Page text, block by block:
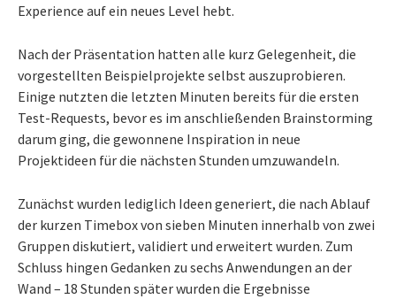
Experience auf ein neues Level hebt.
Nach der Präsentation hatten alle kurz Gelegenheit, die
vorgestellten Beispielprojekte selbst auszuprobieren.
Einige nutzten die letzten Minuten bereits für die ersten
Test-Requests, bevor es im anschließenden Brainstorming
darum ging, die gewonnene Inspiration in neue
Projektideen für die nächsten Stunden umzuwandeln.
Zunächst wurden lediglich Ideen generiert, die nach Ablauf
der kurzen Timebox von sieben Minuten innerhalb von zwei
Gruppen diskutiert, validiert und erweitert wurden. Zum
Schluss hingen Gedanken zu sechs Anwendungen an der
Wand – 18 Stunden später wurden die Ergebnisse